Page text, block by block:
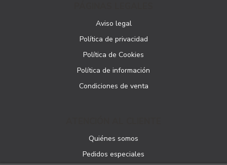
Aviso legal
Política de privacidad
Política de Cookies
Política de información
Condiciones de venta
Quiénes somos
Pedidos especiales